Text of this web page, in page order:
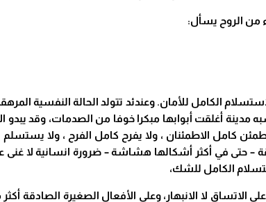
من الروح يسأل:
الكامل للأمان. وعندئد تتولد الحالة النفسية
مدينة أغلقت أبوابها مبكرا خوفا من الصدمات، وقد
كامل الاطمئنان ، ولا يفرح كامل الفرح ، ولا
– حتى في أكثر أشكالها هشاشة – ضرورة انسانية لا
الكامل للشك،
الاتساق لا الانبهار، وعلى الأفعال الصغيرة الصادقة